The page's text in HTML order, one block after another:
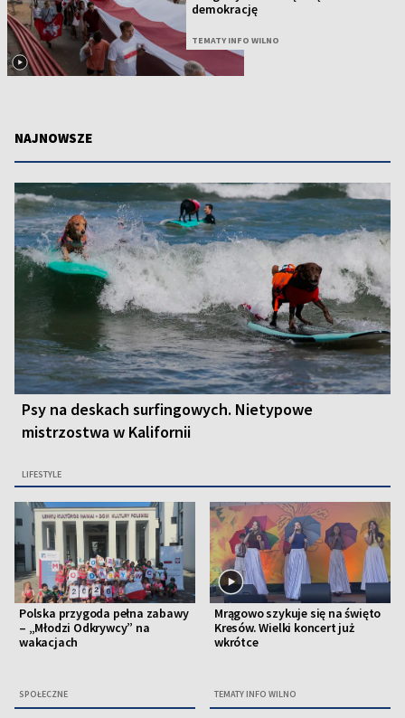
demokrację
TEMATY INFO WILNO
NAJNOWSZE
Psy na deskach surfingowych. Nietypowe
mistrzostwa w Kalifornii
LIFESTYLE
Polska przygoda pełna zabawy
– „Młodzi Odkrywcy” na
wakacjach
SPOŁECZNE
Mrągowo szykuje się na święto
Kresów. Wielki koncert już
wkrótce
TEMATY INFO WILNO